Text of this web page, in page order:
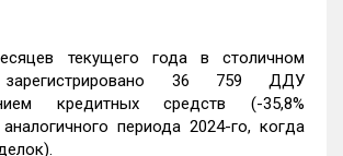
текущего года в столичном
зарегистрировано 36 759 ДДУ
кредитных средств (-35,8%
периода 2024-го, когда